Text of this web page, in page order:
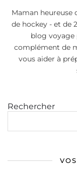
Maman heureuse
de hockey - et de
blog voyage
complément de
vous aider à
Rechercher